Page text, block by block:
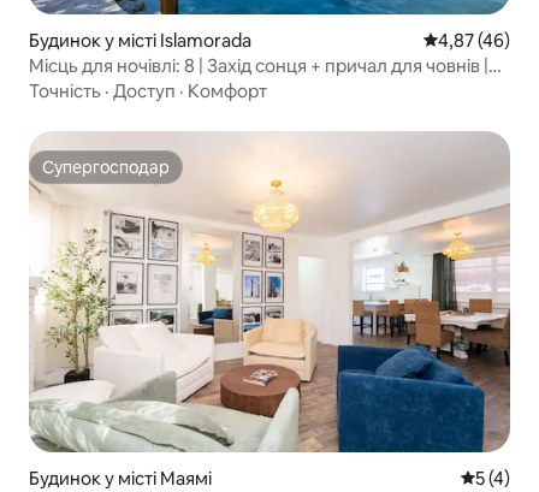
Будинок у місті Islamorada Середня
4,87 (46)
Місць для ночівлі: 8 | Захід сонця + причал для човнів |
Ісламорада
Точність · Доступ · Комфорт
Супергосподар
Супергосподар
Будинок у місті Маямі Середня
5 (4)